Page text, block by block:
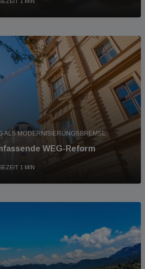
ALS MODERNISIERUNGSBREMSE
WEG-Reform
1 MIN